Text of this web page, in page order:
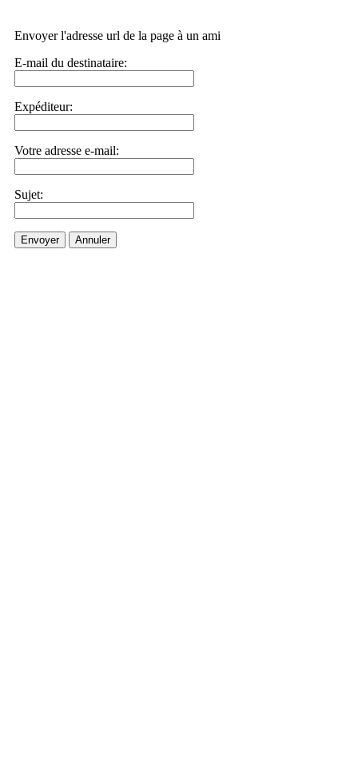
Envoyer l'adresse url de la page à un ami
E-mail du destinataire:
Expéditeur:
Votre adresse e-mail:
Sujet:
Envoyer Annuler